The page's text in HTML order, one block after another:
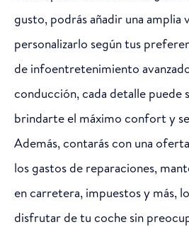
gusto, podrás añadir una amplia
personalizarlo según tus
de infoentretenimiento
conducción, cada detalle puede
brindarte el máximo confort y
Además, contarás con una
los gastos de reparaciones,
en carretera, impuestos y más,
disfrutar de tu coche sin